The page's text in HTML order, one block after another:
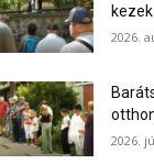
kezek
2026.
2026.